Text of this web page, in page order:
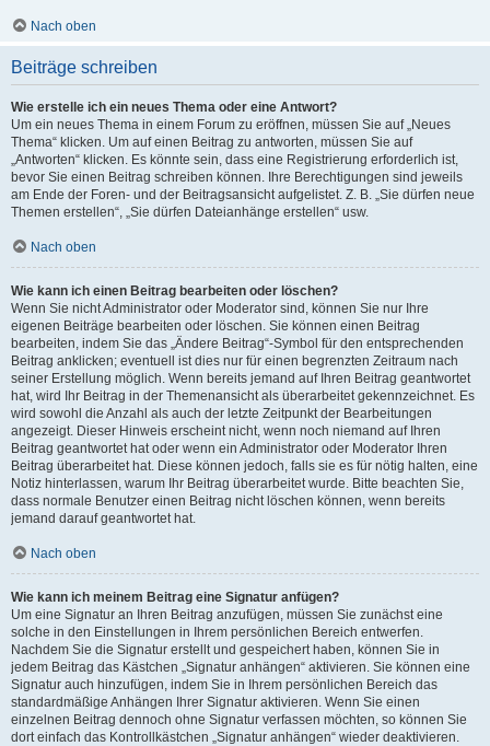
Nach oben
Beiträge schreiben
Wie erstelle ich ein neues Thema oder eine Antwort?
Um ein neues Thema in einem Forum zu eröffnen, müssen Sie auf „Neues
Thema“ klicken. Um auf einen Beitrag zu antworten, müssen Sie auf
„Antworten“ klicken. Es könnte sein, dass eine Registrierung erforderlich ist,
bevor Sie einen Beitrag schreiben können. Ihre Berechtigungen sind jeweils
am Ende der Foren- und der Beitragsansicht aufgelistet. Z. B. „Sie dürfen neue
Themen erstellen“, „Sie dürfen Dateianhänge erstellen“ usw.
Nach oben
Wie kann ich einen Beitrag bearbeiten oder löschen?
Wenn Sie nicht Administrator oder Moderator sind, können Sie nur Ihre
eigenen Beiträge bearbeiten oder löschen. Sie können einen Beitrag
bearbeiten, indem Sie das „Ändere Beitrag“-Symbol für den entsprechenden
Beitrag anklicken; eventuell ist dies nur für einen begrenzten Zeitraum nach
seiner Erstellung möglich. Wenn bereits jemand auf Ihren Beitrag geantwortet
hat, wird Ihr Beitrag in der Themenansicht als überarbeitet gekennzeichnet. Es
wird sowohl die Anzahl als auch der letzte Zeitpunkt der Bearbeitungen
angezeigt. Dieser Hinweis erscheint nicht, wenn noch niemand auf Ihren
Beitrag geantwortet hat oder wenn ein Administrator oder Moderator Ihren
Beitrag überarbeitet hat. Diese können jedoch, falls sie es für nötig halten, eine
Notiz hinterlassen, warum Ihr Beitrag überarbeitet wurde. Bitte beachten Sie,
dass normale Benutzer einen Beitrag nicht löschen können, wenn bereits
jemand darauf geantwortet hat.
Nach oben
Wie kann ich meinem Beitrag eine Signatur anfügen?
Um eine Signatur an Ihren Beitrag anzufügen, müssen Sie zunächst eine
solche in den Einstellungen in Ihrem persönlichen Bereich entwerfen.
Nachdem Sie die Signatur erstellt und gespeichert haben, können Sie in
jedem Beitrag das Kästchen „Signatur anhängen“ aktivieren. Sie können eine
Signatur auch hinzufügen, indem Sie in Ihrem persönlichen Bereich das
standardmäßige Anhängen Ihrer Signatur aktivieren. Wenn Sie einen
einzelnen Beitrag dennoch ohne Signatur verfassen möchten, so können Sie
dort einfach das Kontrollkästchen „Signatur anhängen“ wieder deaktivieren.